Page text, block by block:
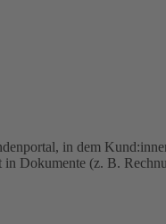
in dem
in Dokumente (z. B.